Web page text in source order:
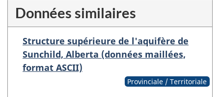
Données similaires
Structure supérieure de l'aquifère de
Sunchild, Alberta (données maillées,
format ASCII)
Provinciale / Territoriale